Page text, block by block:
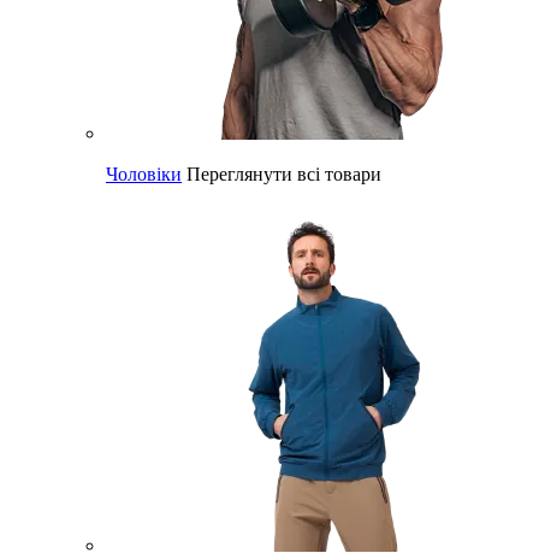
Чоловіки Переглянути всі товари